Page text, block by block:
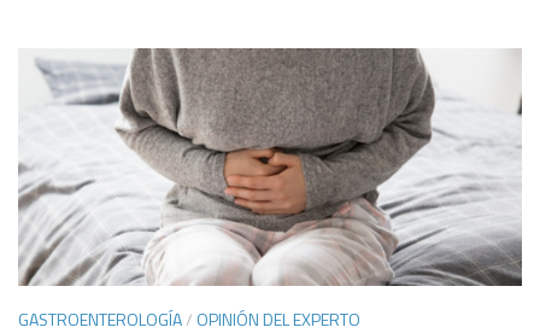
GASTROENTEROLOGÍA/ OPINIÓN DEL EXPERTO